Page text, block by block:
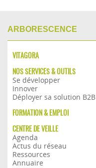
ARBORESCENCE
VITAGORA
NOS SERVICES & OUTILS
Se développer
Innover
Déployer sa solution B2B
FORMATION & EMPLOI
CENTRE DE VEILLE
Agenda
Actus du réseau
Ressources
Annuaire